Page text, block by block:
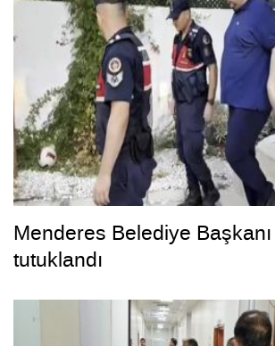
Menderes Belediye
tutuklandı